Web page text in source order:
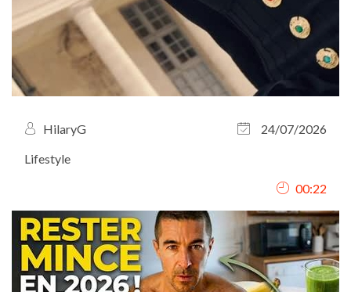
HilaryG
24/07/2026
Lifestyle
00:22